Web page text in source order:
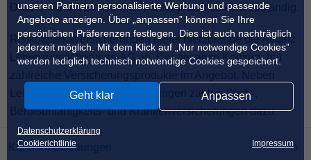
unseren Partnern personalisierte Werbung und passende
Angebote anzeigen. Über „anpassen” können Sie Ihre
persönlichen Präferenzen festlegen. Dies ist auch nachträglich
jederzeit möglich. Mit dem Klick auf „Nur notwendige Cookies”
werden lediglich technisch notwendige Cookies gespeichert.
Anpassen
Geht klar
Datenschutzerklärung
Cookierichtlinie
Impressum
Deutschland AG mit ihren Tochtergesellschaften zuständig.
Risikolebensversicherungen bietet hierzulande die Allianz
Lebensversicherungs-AG an. Der gesamte Konzern hat
Lebens- und Rentenversicherungen zählen Sach-,
Berufsunfähigkeits- und Krankenversicherungen dazu.
Kundenbewertungen